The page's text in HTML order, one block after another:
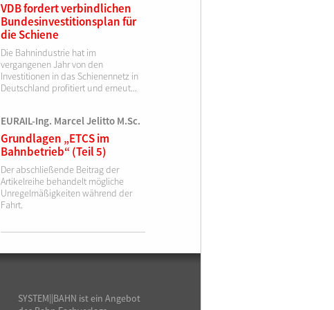
VDB fordert verbindlichen
Bundesinvestitionsplan für
die Schiene
Die Bahnindustrie hat im
vergangenen Jahr von den
Investitionen in das Schienennetz in
Deutschland profitiert und erneut...
EURAIL-Ing. Marcel Jelitto M.Sc.
Grundlagen „ETCS im
Bahnbetrieb“ (Teil 5)
Der abschließende Beitrag der
Artikelreihe behandelt mögliche
Unregelmäßigkeiten während der
Fahrt.
SYSTEM||BAHN ist ein Angebot